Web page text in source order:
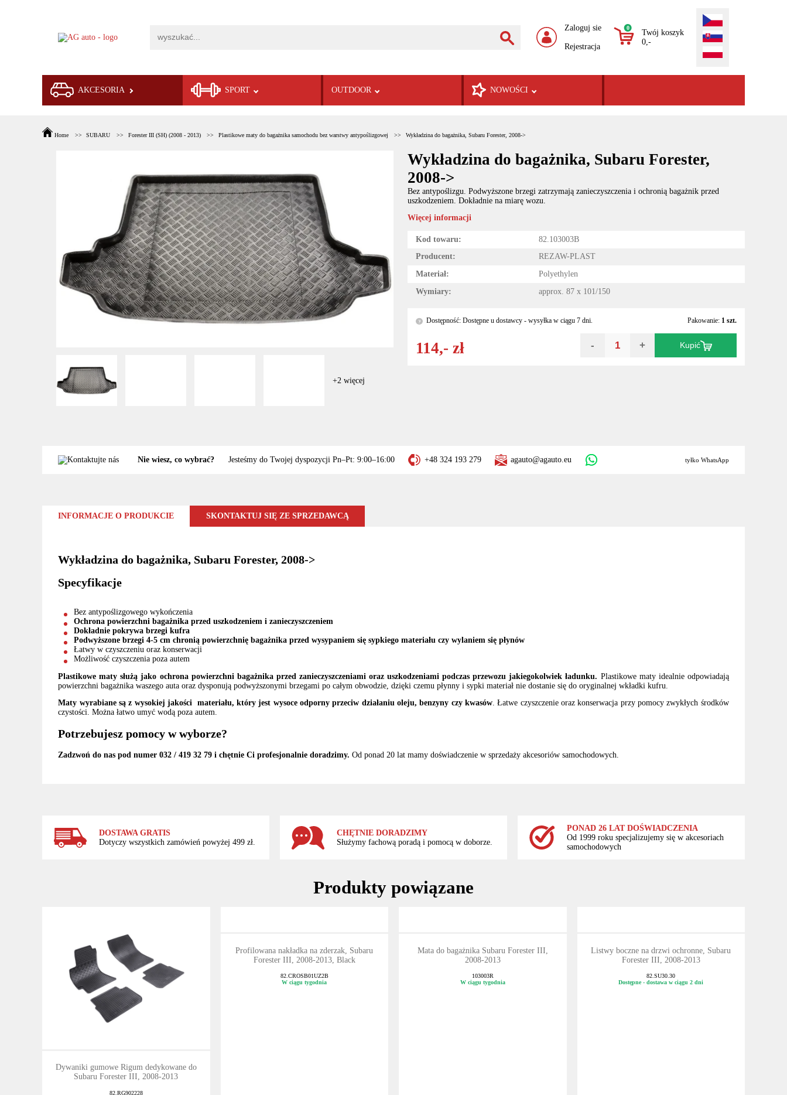
Zaloguj sie
Rejestracja
0
Twój koszyk
0,-
AKCESORIA SPORT OUTDOOR NOWOŚCI
Home SUBARU Forester III (SH) (2008 - 2013) Plastikowe maty do bagażnika samochodu bez warstwy antypoślizgowej Wykładzina do bagażnika, Subaru Forester, 2008->
+2 więcej
Wykładzina do bagażnika, Subaru Forester,
2008->
Bez antypoślizgu. Podwyższone brzegi zatrzymają zanieczyszczenia i ochronią bagażnik przed
uszkodzeniem. Dokładnie na miarę wozu.
Więcej informacji
Kod towaru:
82.103003B
Producent:
REZAW-PLAST
Materiał:
Polyethylen
Wymiary:
approx. 87 x 101/150
? Dostępność: Dostępne u dostawcy - wysyłka w ciągu 7 dni. Pakowanie: 1 szt.
114,- zł - + Kupić
Nie wiesz, co wybrać? Jesteśmy do Twojej dyspozycji Pn–Pt: 9:00–16:00 +48 324 193 279 agauto@agauto.eu tyłko WhatsApp
INFORMACJE O PRODUKCIE SKONTAKTUJ SIĘ ZE SPRZEDAWCĄ
Wykładzina do bagażnika, Subaru Forester, 2008->
Specyfikacje
Bez antypoślizgowego wykończenia
Ochrona powierzchni bagażnika przed uszkodzeniem i zanieczyszczeniem
Dokładnie pokrywa brzegi kufra
Podwyższone brzegi 4-5 cm chronią powierzchnię bagażnika przed wysypaniem się sypkiego materiału czy wylaniem się płynów
Łatwy w czyszczeniu oraz konserwacji
Możliwość czyszczenia poza autem
Plastikowe maty służą jako ochrona powierzchni bagażnika przed zanieczyszczeniami oraz uszkodzeniami podczas przewozu jakiegokolwiek ładunku. Plastikowe maty idealnie odpowiadają
powierzchni bagażnika waszego auta oraz dysponują podwyższonymi brzegami po całym obwodzie, dzięki czemu płynny i sypki materiał nie dostanie się do oryginalnej wkładki kufru.
Maty wyrabiane są z wysokiej jakości materiału, który jest wysoce odporny przeciw działaniu oleju, benzyny czy kwasów. Łatwe czyszczenie oraz konserwacja przy pomocy zwykłych środków
czystości. Można łatwo umyć wodą poza autem.
Potrzebujesz pomocy w wyborze?
Zadzwoń do nas pod numer 032 / 419 32 79 i chętnie Ci profesjonalnie doradzimy. Od ponad 20 lat mamy doświadczenie w sprzedaży akcesoriów samochodowych.
DOSTAWA GRATIS
Dotyczy wszystkich zamówień powyżej 499 zł.
CHĘTNIE DORADZIMY
Służymy fachową poradą i pomocą w doborze.
PONAD 26 LAT DOŚWIADCZENIA
Od 1999 roku specjalizujemy się w akcesoriach
samochodowych
Produkty powiązane
Dywaniki gumowe Rigum dedykowane do
Subaru Forester III, 2008-2013
82.RG902228
Profilowana nakładka na zderzak, Subaru
Forester III, 2008-2013, Black
82.CROSB01UZ2B
W ciągu tygodnia
Mata do bagażnika Subaru Forester III,
2008-2013
103003R
W ciągu tygodnia
Listwy boczne na drzwi ochronne, Subaru
Forester III, 2008-2013
82.SU30.30
Dostępne - dostawa w ciągu 2 dni